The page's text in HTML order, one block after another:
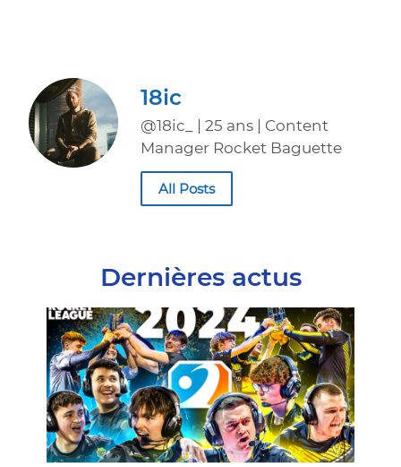
18ic
@18ic_ | 25 ans | Content
Manager Rocket Baguette
All Posts
Dernières actus